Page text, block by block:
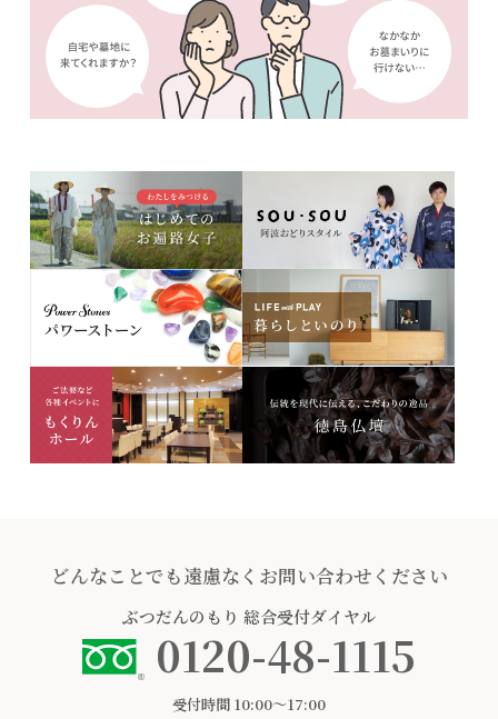
どんなことでも遠慮なくお問い合わせください
ぶつだんのもり 総合受付ダイヤル
0120-48-1115
受付時間 10:00〜17:00